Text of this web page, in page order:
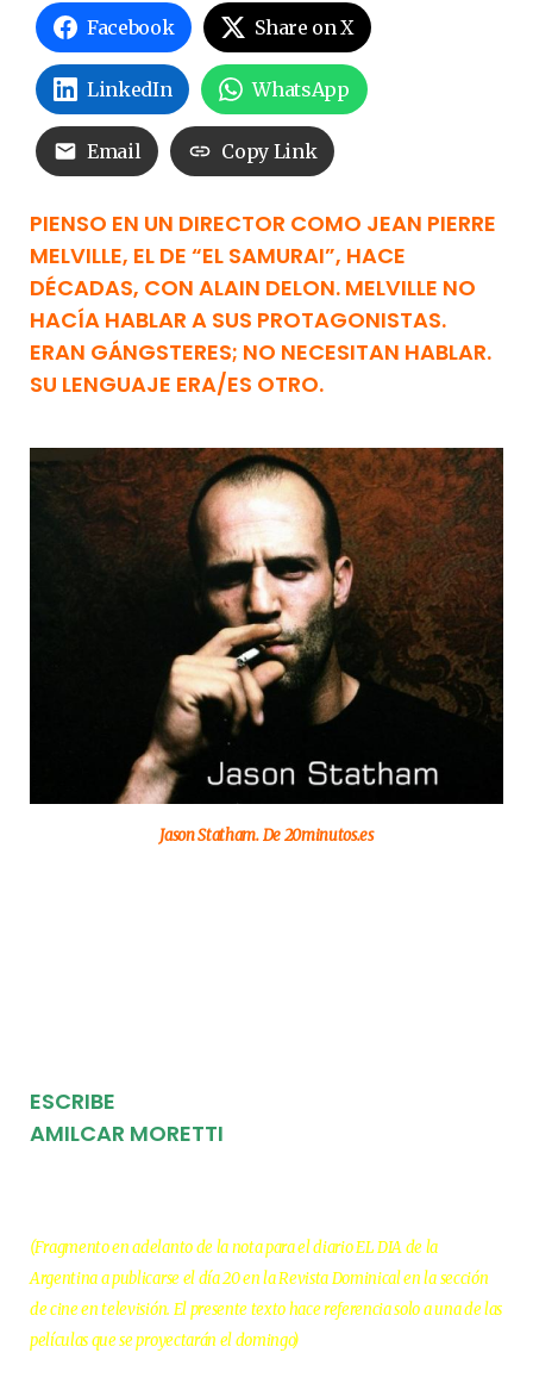
Facebook Share on X
LinkedIn WhatsApp
Email Copy Link
PIENSO EN UN DIRECTOR COMO JEAN PIERRE
MELVILLE, EL DE “EL SAMURAI”, HACE
DÉCADAS, CON ALAIN DELON. MELVILLE NO
HACÍA HABLAR A SUS PROTAGONISTAS.
ERAN GÁNGSTERES; NO NECESITAN HABLAR.
SU LENGUAJE ERA/ES OTRO.
Jason Statham. De 20minutos.es
ESCRIBE
AMILCAR MORETTI
(Fragmento en adelanto de la nota para el diario EL DIA de la
Argentina a publicarse el día 20 en la Revista Dominical en la sección
de cine en televisión. El presente texto hace referencia solo a una de las
películas que se proyectarán el domingo)